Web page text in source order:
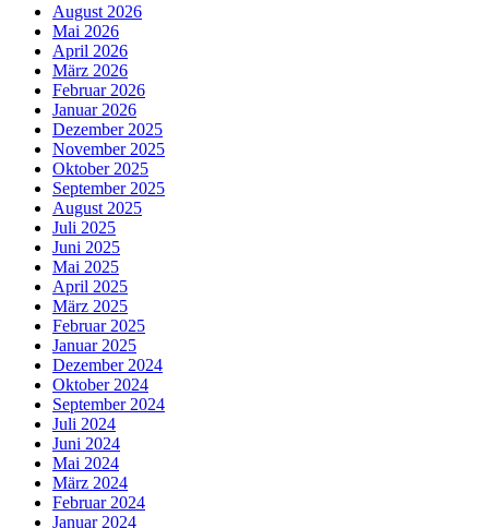
August 2026
Mai 2026
April 2026
März 2026
Februar 2026
Januar 2026
Dezember 2025
November 2025
Oktober 2025
September 2025
August 2025
Juli 2025
Juni 2025
Mai 2025
April 2025
März 2025
Februar 2025
Januar 2025
Dezember 2024
Oktober 2024
September 2024
Juli 2024
Juni 2024
Mai 2024
März 2024
Februar 2024
Januar 2024